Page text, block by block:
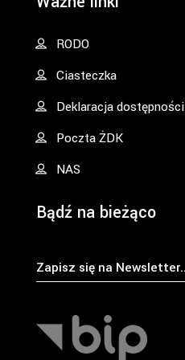
RODO
Ciasteczka
Deklaracja dostępności
Poczta ŻDK
NAS
Bądź na bieżąco